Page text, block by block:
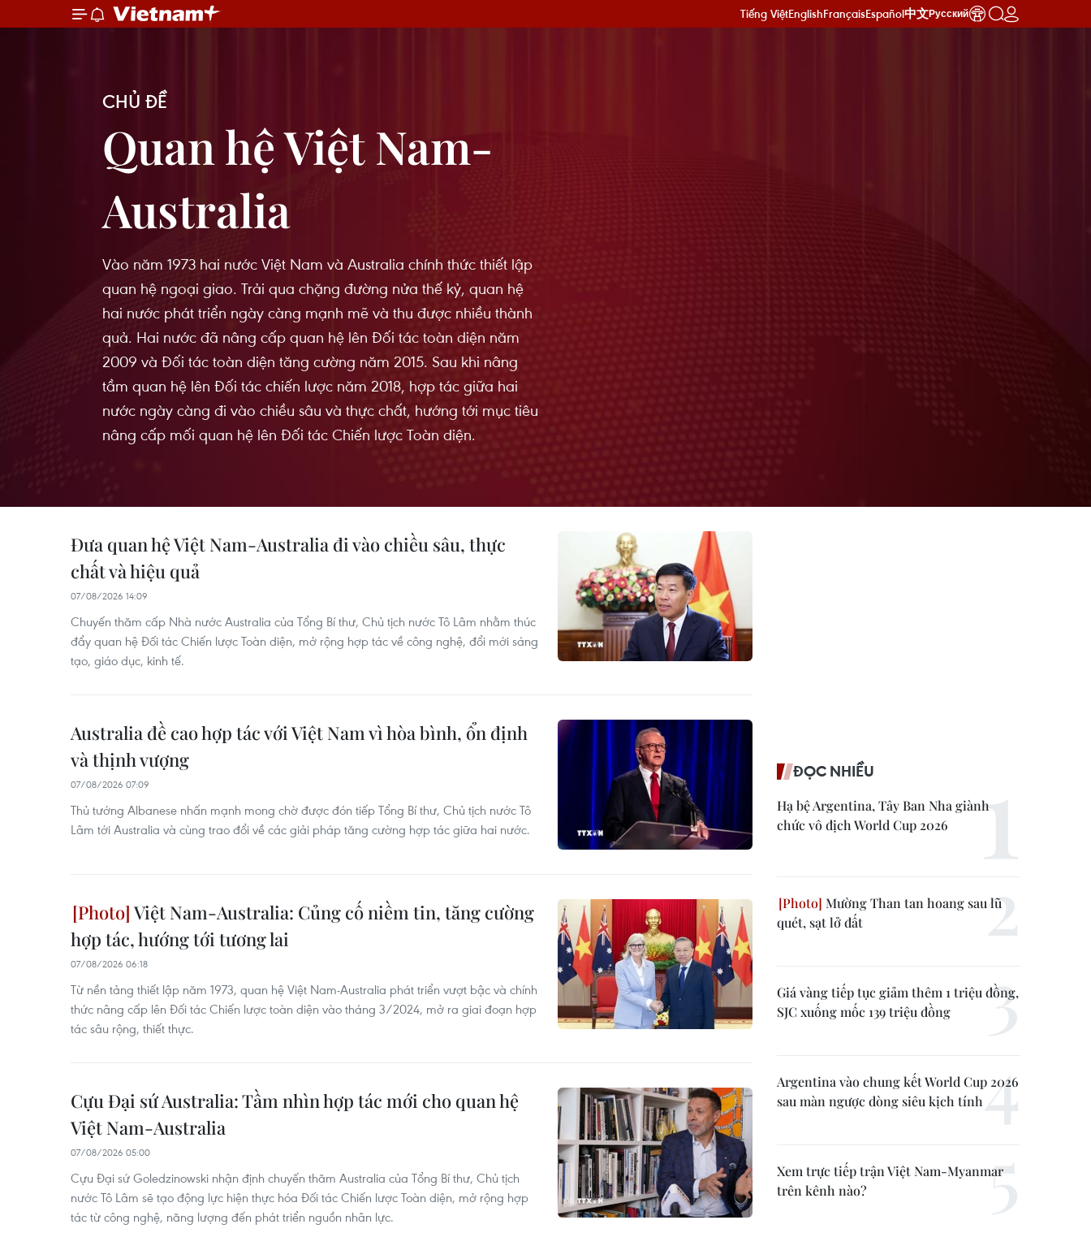
Tiếng ViệtEnglishFrançaisEspañol中文Русский
CHỦ ĐỀ
Quan hệ Việt Nam-
Australia
Vào năm 1973 hai nước Việt Nam và Australia chính thức thiết lập
quan hệ ngoại giao. Trải qua chặng đường nửa thế kỷ, quan hệ
hai nước phát triển ngày càng mạnh mẽ và thu được nhiều thành
quả. Hai nước đã nâng cấp quan hệ lên Ðối tác toàn diện năm
2009 và Ðối tác toàn diện tăng cường năm 2015. Sau khi nâng
tầm quan hệ lên Ðối tác chiến lược năm 2018, hợp tác giữa hai
nước ngày càng đi vào chiều sâu và thực chất, hướng tới mục tiêu
nâng cấp mối quan hệ lên Đối tác Chiến lược Toàn diện.
Đưa quan hệ Việt Nam-Australia đi vào chiều sâu, thực
chất và hiệu quả
07/08/2026 14:09
Chuyến thăm cấp Nhà nước Australia của Tổng Bí thư, Chủ tịch nước Tô Lâm nhằm thúc
đẩy quan hệ Đối tác Chiến lược Toàn diện, mở rộng hợp tác về công nghệ, đổi mới sáng
tạo, giáo dục, kinh tế.
Australia đề cao hợp tác với Việt Nam vì hòa bình, ổn định
và thịnh vượng
07/08/2026 07:09
Thủ tướng Albanese nhấn mạnh mong chờ được đón tiếp Tổng Bí thư, Chủ tịch nước Tô
Lâm tới Australia và cùng trao đổi về các giải pháp tăng cường hợp tác giữa hai nước.
Việt Nam-Australia: Củng cố niềm tin, tăng cường
hợp tác, hướng tới tương lai
07/08/2026 06:18
Từ nền tảng thiết lập năm 1973, quan hệ Việt Nam-Australia phát triển vượt bậc và chính
thức nâng cấp lên Đối tác Chiến lược toàn diện vào tháng 3/2024, mở ra giai đoạn hợp
tác sâu rộng, thiết thực.
Cựu Đại sứ Australia: Tầm nhìn hợp tác mới cho quan hệ
Việt Nam-Australia
07/08/2026 05:00
Cựu Đại sứ Goledzinowski nhận định chuyến thăm Australia của Tổng Bí thư, Chủ tịch
nước Tô Lâm sẽ tạo động lực hiện thực hóa Đối tác Chiến lược Toàn diện, mở rộng hợp
tác từ công nghệ, năng lượng đến phát triển nguồn nhân lực.
ĐỌC NHIỀU
Hạ bệ Argentina, Tây Ban Nha giành
chức vô địch World Cup 2026
Mường Than tan hoang sau lũ
quét, sạt lở đất
Giá vàng tiếp tục giảm thêm 1 triệu đồng,
SJC xuống mốc 139 triệu đồng
Argentina vào chung kết World Cup 2026
sau màn ngược dòng siêu kịch tính
Xem trực tiếp trận Việt Nam-Myanmar
trên kênh nào?